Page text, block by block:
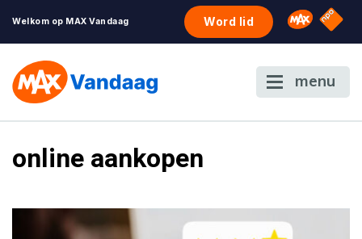
Welkom op MAX Vandaag Word lid Omroep
NPO
menu
online aankopen